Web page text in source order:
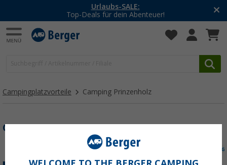
Urlaubs-SALE:
Top-Deals für dein Abenteuer!
Campingplatzvorteile Camping Prinzenholz
CAMPING PRINZENHOLZ